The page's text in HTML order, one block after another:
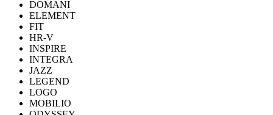
DOMANI
ELEMENT
FIT
HR-V
INSPIRE
INTEGRA
JAZZ
LEGEND
LOGO
MOBILIO